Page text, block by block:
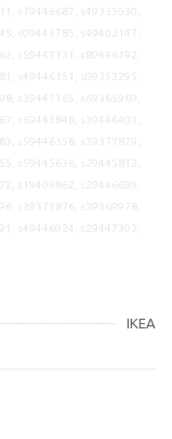
IKEA